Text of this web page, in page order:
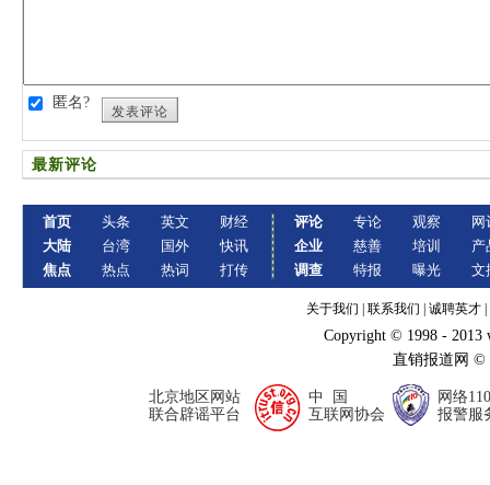
匿名?
发表评论
最新评论
首页
大陆
焦点
头条
台湾
热点
英文
国外
热词
财经
快讯
打传
评论
企业
调查
专论
慈善
特报
观察
培训
曝光
网
产
文
关于我们 联系我们 诚聘英才
Copyright © 1998 - 2013
直销报道网
北京地区网站
联合辟谣平台
中 国
互联网协会
网络110
报警服